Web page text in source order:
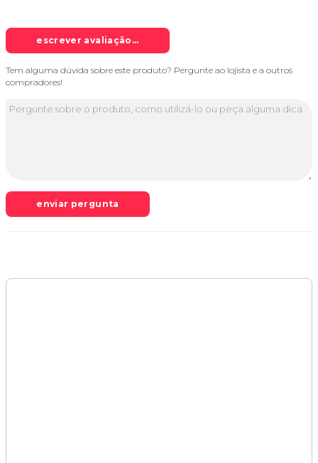
escrever avaliação...
Tem alguma dúvida sobre este produto? Pergunte ao lojista e a outros
compradores!
enviar pergunta